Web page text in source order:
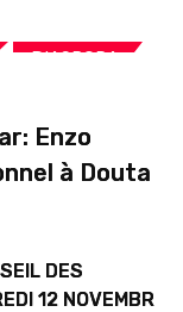
DIASPORA
Enzo
à Douta
DES
12 NOVEMBRE